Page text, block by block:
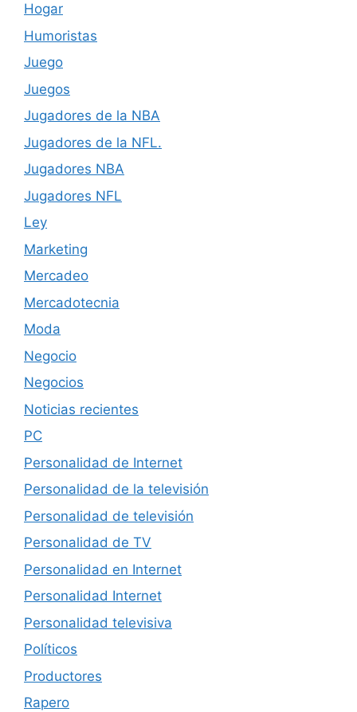
Hogar
Humoristas
Juego
Juegos
Jugadores de la NBA
Jugadores de la NFL.
Jugadores NBA
Jugadores NFL
Ley
Marketing
Mercadeo
Mercadotecnia
Moda
Negocio
Negocios
Noticias recientes
PC
Personalidad de Internet
Personalidad de la televisión
Personalidad de televisión
Personalidad de TV
Personalidad en Internet
Personalidad Internet
Personalidad televisiva
Políticos
Productores
Rapero